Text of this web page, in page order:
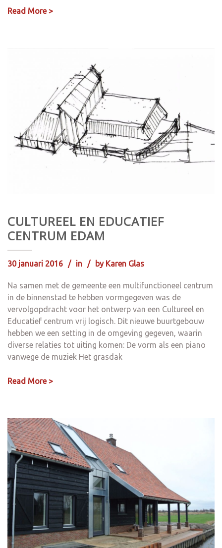
Read More >
CULTUREEL EN EDUCATIEF
CENTRUM EDAM
30 januari 2016 in by Karen Glas
Na samen met de gemeente een multifunctioneel centrum
in de binnenstad te hebben vormgegeven was de
vervolgopdracht voor het ontwerp van een Cultureel en
Educatief centrum vrij logisch. Dit nieuwe buurtgebouw
hebben we een setting in de omgeving gegeven, waarin
diverse relaties tot uiting komen: De vorm als een piano
vanwege de muziek Het grasdak
Read More >